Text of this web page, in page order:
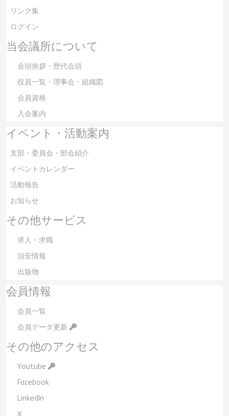
リンク集
ログイン
当会議所について
会頭挨拶・歴代会頭
役員一覧・理事会・組織図
会員資格
入会案内
イベント・活動案内
支部・委員会・部会紹介
イベントカレンダー
活動報告
お知らせ
その他サービス
求人・求職
治安情報
出版物
会員情報
会員一覧
会員データ更新
その他のアクセス
Youtube
Facebook
LinkedIn
X